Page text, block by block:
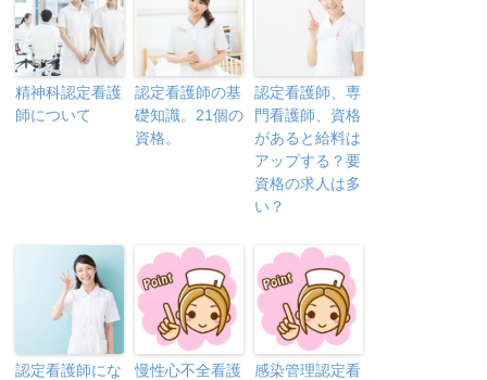
精神科認定看護
師について
認定看護師の基
礎知識。21個の
資格。
認定看護師、専
門看護師、資格
があると給料は
アップする？要
資格の求人は多
い？
認定看護師にな
慢性心不全看護
感染管理認定看